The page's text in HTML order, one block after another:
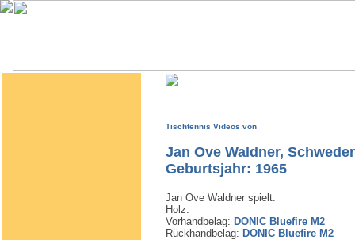
Tischtennis Videos von
Jan Ove Waldner,
Geburtsjahr: 1965
Jan Ove Waldner spielt:
Holz:
Vorhandbelag: DONIC Bluefire M2
Rückhandbelag: DONIC Bluefire M2